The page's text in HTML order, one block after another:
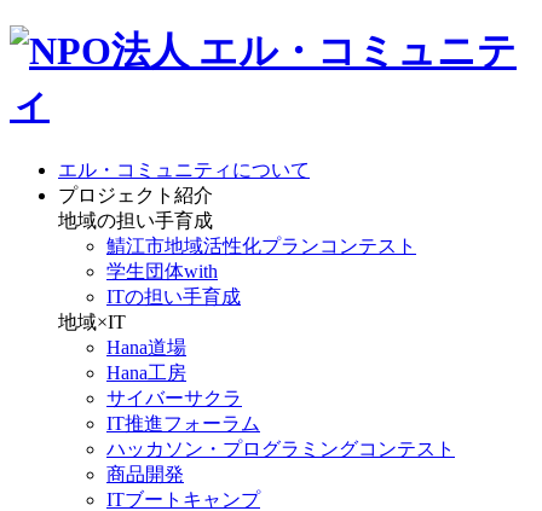
エル・コミュニティについて
プロジェクト紹介
地域の担い手育成
鯖江市地域活性化プランコンテスト
学生団体with
ITの担い手育成
地域×IT
Hana道場
Hana工房
サイバーサクラ
IT推進フォーラム
ハッカソン・プログラミングコンテスト
商品開発
ITブートキャンプ